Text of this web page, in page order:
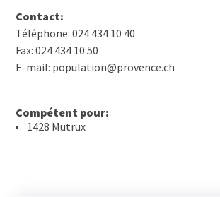
Contact:
Téléphone: 024 434 10 40
Fax: 024 434 10 50
E-mail: population@provence.ch
Compétent pour:
1428 Mutrux